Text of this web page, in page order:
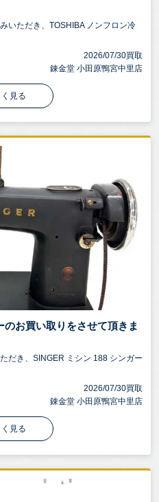
いただき、TOSHIBA ノンフロン冷
2026/07/30買取
錬金堂 小田原鴨宮中里店
見る
お買い取りをさせて頂きま
だき、SINGER ミシン 188 シンガー
2026/07/30買取
錬金堂 小田原鴨宮中里店
見る